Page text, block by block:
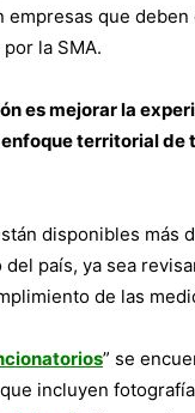
que
la SMA.
es mejorar la
territorial
disponibles más
país, ya sea
de las
” se
incluyen